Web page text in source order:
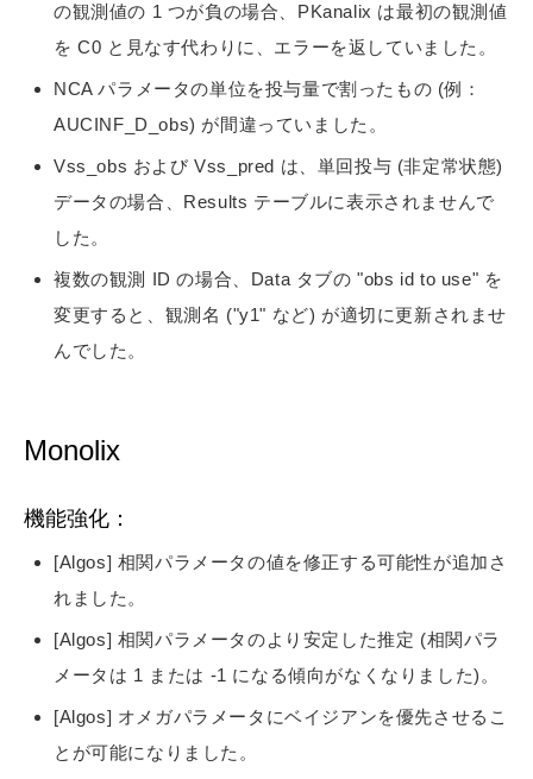
の観測値の 1 つが負の場合、PKanalix は最初の観測値
を C0 と見なす代わりに、エラーを返していました。
NCA パラメータの単位を投与量で割ったもの (例：
AUCINF_D_obs) が間違っていました。
Vss_obs および Vss_pred は、単回投与 (非定常状態)
データの場合、Results テーブルに表示されませんで
した。
複数の観測 ID の場合、Data タブの "obs id to use" を
変更すると、観測名 ("y1" など) が適切に更新されませ
んでした。
Monolix
機能強化：
[Algos] 相関パラメータの値を修正する可能性が追加さ
れました。
[Algos] 相関パラメータのより安定した推定 (相関パラ
メータは 1 または -1 になる傾向がなくなりました)。
[Algos] オメガパラメータにベイジアンを優先させるこ
とが可能になりました。